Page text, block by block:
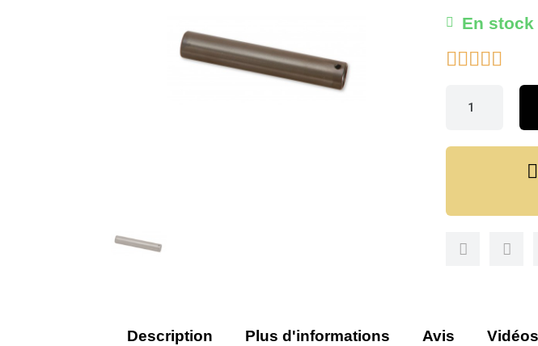
En stock
    
Description Plus d'informations Avis Vidéos